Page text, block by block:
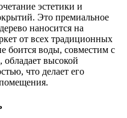
эстетики и
Это премиальное
наносится на
от всех традиционных
боится воды, совместим с
высокой
что делает его